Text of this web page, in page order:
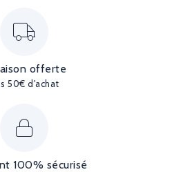
offerte
50€ d'achat
100% sécurisé